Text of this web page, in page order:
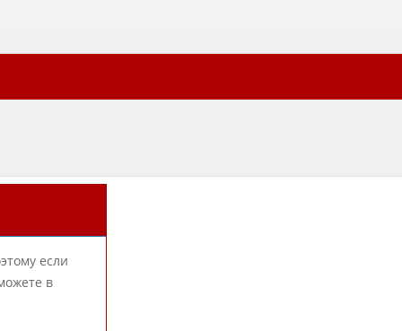
если
в